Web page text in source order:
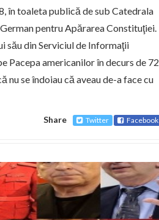
în toaleta publică de sub Catedrala
pentru Apărarea Constituţiei.
său din Serviciul de Informaţii
Pacepa americanilor în decurs de 72
nu se îndoiau că aveau de-a face cu
Share Twitter Facebook